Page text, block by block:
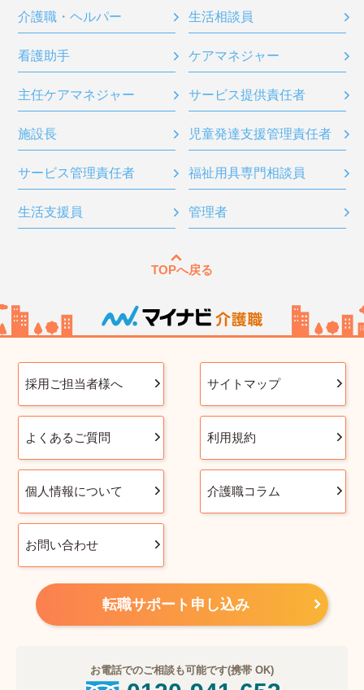
介護職・ヘルパー 生活相談員
看護助手 ケアマネジャー
主任ケアマネジャー サービス提供責任者
施設長 児童発達支援管理責任者
サービス管理責任者 福祉用具専門相談員
生活支援員 管理者
TOPへ戻る
採用ご担当者様へ サイトマップ
よくあるご質問 利用規約
個人情報について 介護職コラム
お問い合わせ
転職サポート申し込み
お電話でのご相談も可能です(携帯 OK)